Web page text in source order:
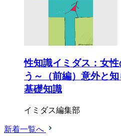
性知識イミダス：女
う～（前編）意外と
基礎知識
イミダス編集部
新着一覧へ